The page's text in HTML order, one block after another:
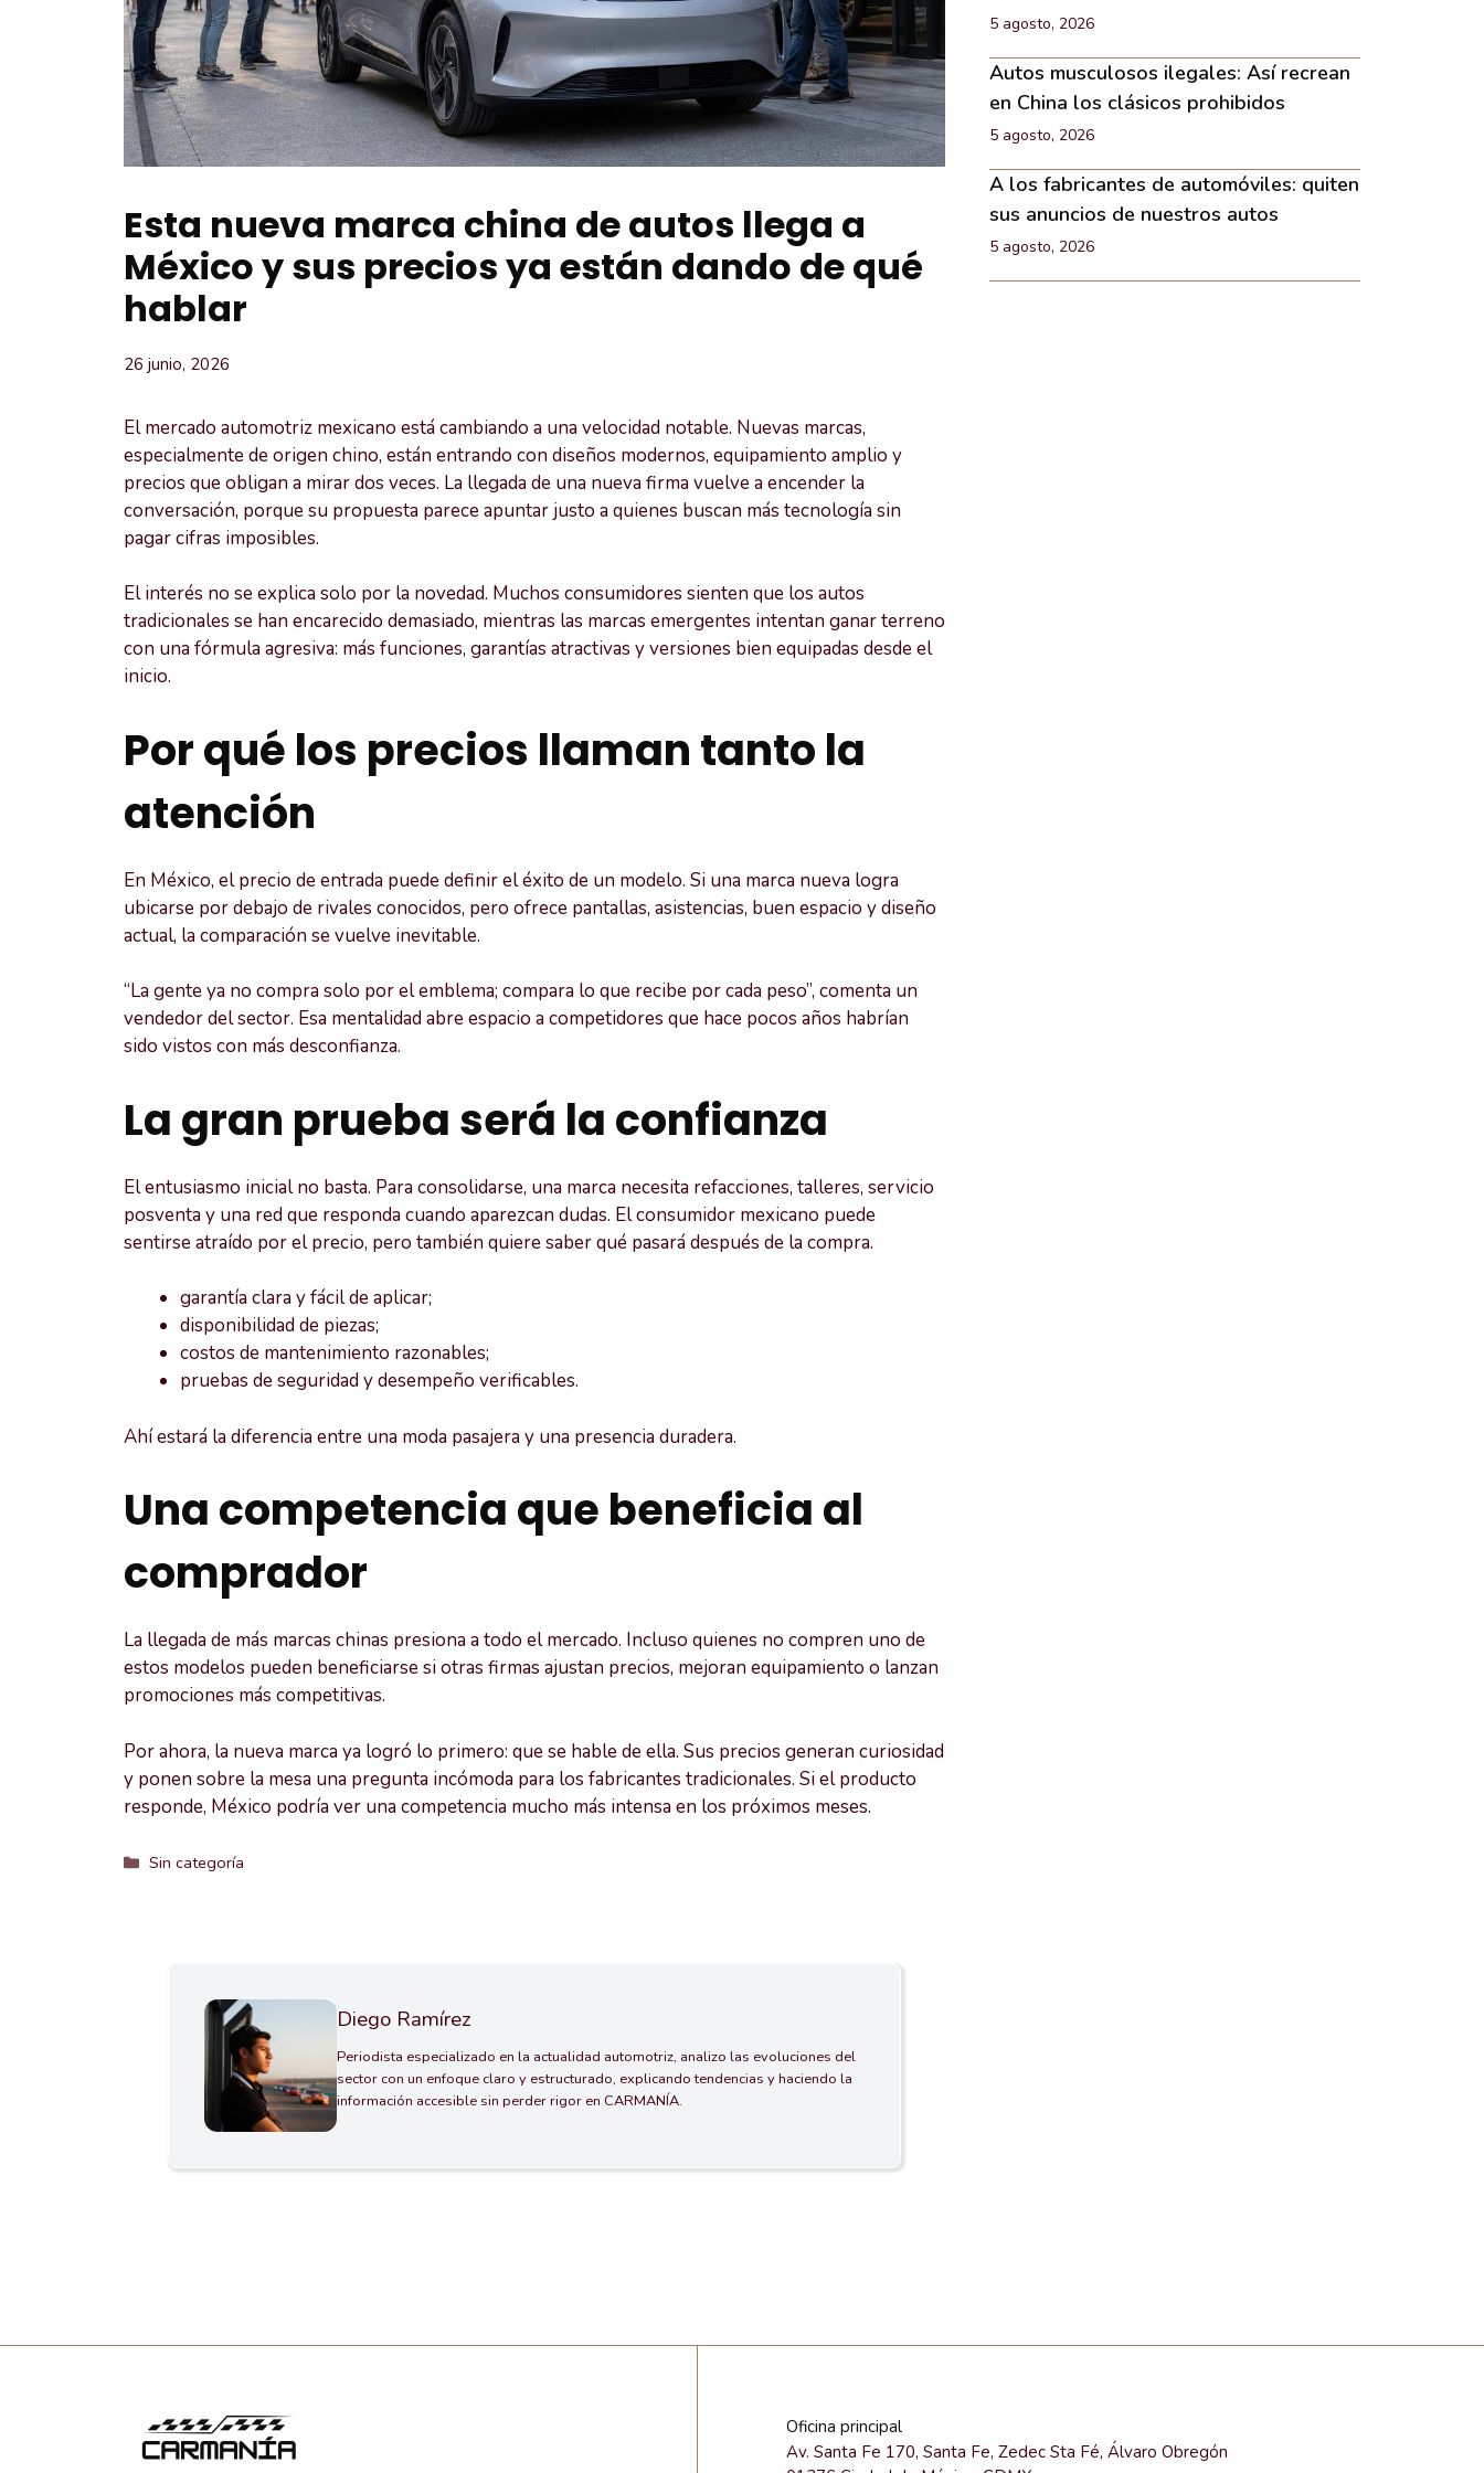
Esta nueva marca china de autos llega a
México y sus precios ya están dando de qué
hablar
26 junio, 2026
El mercado automotriz mexicano está cambiando a una velocidad notable. Nuevas marcas,
especialmente de origen chino, están entrando con diseños modernos, equipamiento amplio y
precios que obligan a mirar dos veces. La llegada de una nueva firma vuelve a encender la
conversación, porque su propuesta parece apuntar justo a quienes buscan más tecnología sin
pagar cifras imposibles.
El interés no se explica solo por la novedad. Muchos consumidores sienten que los autos
tradicionales se han encarecido demasiado, mientras las marcas emergentes intentan ganar terreno
con una fórmula agresiva: más funciones, garantías atractivas y versiones bien equipadas desde el
inicio.
Por qué los precios llaman tanto la
atención
En México, el precio de entrada puede definir el éxito de un modelo. Si una marca nueva logra
ubicarse por debajo de rivales conocidos, pero ofrece pantallas, asistencias, buen espacio y diseño
actual, la comparación se vuelve inevitable.
“La gente ya no compra solo por el emblema; compara lo que recibe por cada peso”, comenta un
vendedor del sector. Esa mentalidad abre espacio a competidores que hace pocos años habrían
sido vistos con más desconfianza.
La gran prueba será la confianza
El entusiasmo inicial no basta. Para consolidarse, una marca necesita refacciones, talleres, servicio
posventa y una red que responda cuando aparezcan dudas. El consumidor mexicano puede
sentirse atraído por el precio, pero también quiere saber qué pasará después de la compra.
garantía clara y fácil de aplicar;
disponibilidad de piezas;
costos de mantenimiento razonables;
pruebas de seguridad y desempeño verificables.
Ahí estará la diferencia entre una moda pasajera y una presencia duradera.
Una competencia que beneficia al
comprador
La llegada de más marcas chinas presiona a todo el mercado. Incluso quienes no compren uno de
estos modelos pueden beneficiarse si otras firmas ajustan precios, mejoran equipamiento o lanzan
promociones más competitivas.
Por ahora, la nueva marca ya logró lo primero: que se hable de ella. Sus precios generan curiosidad
y ponen sobre la mesa una pregunta incómoda para los fabricantes tradicionales. Si el producto
responde, México podría ver una competencia mucho más intensa en los próximos meses.
Categorías
Sin categoría
Diego Ramírez
Periodista especializado en la actualidad automotriz, analizo las evoluciones del
sector con un enfoque claro y estructurado, explicando tendencias y haciendo la
información accesible sin perder rigor en CARMANÍA.
5 agosto, 2026
Autos musculosos ilegales: Así recrean
en China los clásicos prohibidos
5 agosto, 2026
A los fabricantes de automóviles: quiten
sus anuncios de nuestros autos
5 agosto, 2026
Oficina principal
Av. Santa Fe 170, Santa Fe, Zedec Sta Fé, Álvaro Obregón